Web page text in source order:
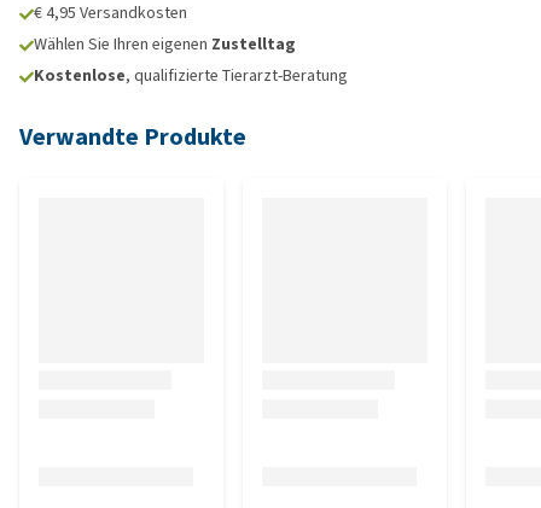
€ 4,95 Versandkosten
Wählen Sie Ihren eigenen Zustelltag
Kostenlose, qualifizierte Tierarzt-Beratung
Verwandte Produkte